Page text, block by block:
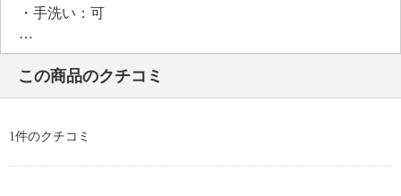
・手洗い：可
・漂白処理：塩素系・酸素系漂白不可
・タンブル乾燥：不可
・自然乾燥：日陰の吊り干し
・アイロン仕上げ：不可
・ウエットクリーニング：可
【個体差あり】
この商品のクチコミ
1件のクチコミ